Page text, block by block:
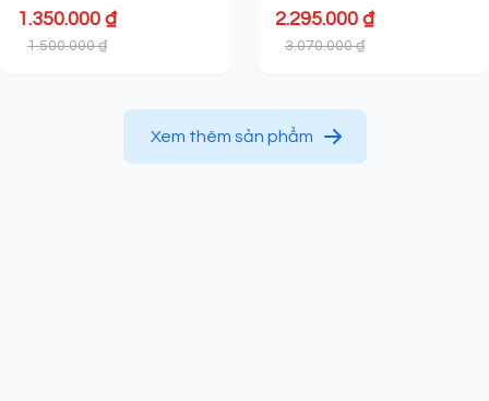
1.350.000 ₫
1.500.000 ₫
2.295.000 ₫
3.070.000 ₫
Xem thêm sản phẩm